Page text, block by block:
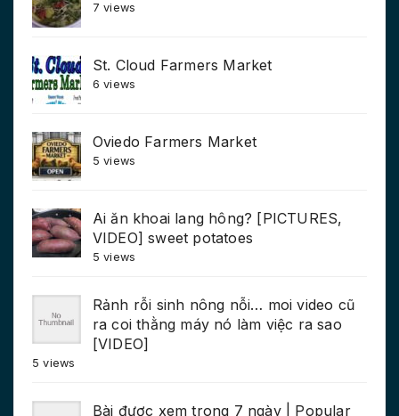
7 views
St. Cloud Farmers Market
6 views
Oviedo Farmers Market
5 views
Ai ăn khoai lang hông? [PICTURES,
VIDEO] sweet potatoes
5 views
Rảnh rỗi sinh nông nỗi… moi video cũ
ra coi thằng máy nó làm việc ra sao
[VIDEO]
5 views
Bài được xem trong 7 ngày | Popular